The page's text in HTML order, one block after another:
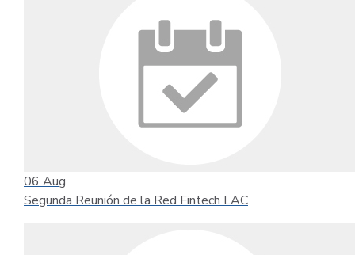
06 Aug
Segunda Reunión de la Red Fintech LAC